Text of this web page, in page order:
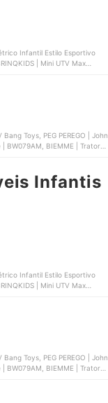
Infantil Estilo Esportivo
| Mini UTV Max
Toys, PEG PEREGO | John
BW079AM, BIEMME | Trator
Infantis
Infantil Estilo Esportivo
| Mini UTV Max
Toys, PEG PEREGO | John
BW079AM, BIEMME | Trator